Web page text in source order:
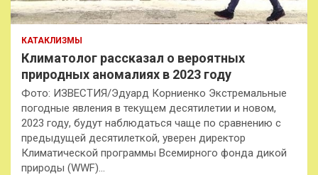
КАТАКЛИЗМЫ
Климатолог рассказал о вероятных
природных аномалиях в 2023 году
Фото: ИЗВЕСТИЯ/Эдуард Корниенко Экстремальные
погодные явления в текущем десятилетии и новом,
2023 году, будут наблюдаться чаще по сравнению с
предыдущей десятилеткой, уверен директор
Климатической программы Всемирного фонда дикой
природы (WWF)…